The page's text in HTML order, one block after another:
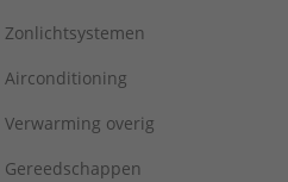
Zonlichtsystemen
Airconditioning
Verwarming overig
Gereedschappen